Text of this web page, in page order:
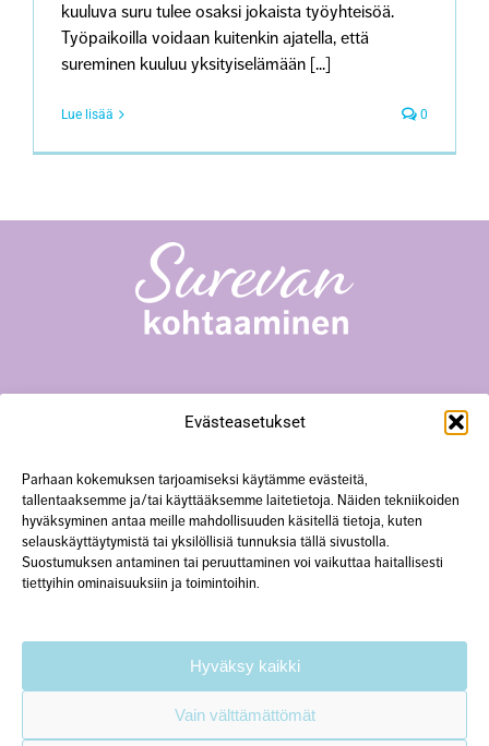
Evästeasetukset
Parhaan kokemuksen tarjoamiseksi käytämme evästeitä,
tallentaaksemme ja/tai käyttääksemme laitetietoja. Näiden tekniikoiden
hyväksyminen antaa meille mahdollisuuden käsitellä tietoja, kuten
selauskäyttäytymistä tai yksilöllisiä tunnuksia tällä sivustolla.
Suostumuksen antaminen tai peruuttaminen voi vaikuttaa haitallisesti
tiettyihin ominaisuuksiin ja toimintoihin.
Hyväksy kaikki
Vain välttämättömät
kuuluva suru tulee osaksi jokaista työyhteisöä.
Työpaikoilla voidaan kuitenkin ajatella, että
sureminen kuuluu yksityiselämään [...]
Lue lisää 0
Yliopistonkatu 23 A18, 40100 Jyväskylä
hanke@surevankohtaaminen.fi
Tarkemmat yhteystiedot